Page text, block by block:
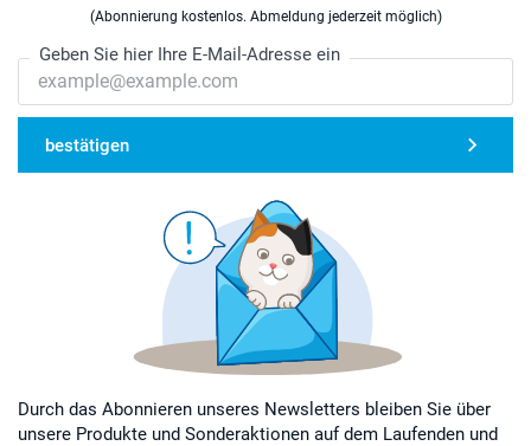
(Abonnierung kostenlos. Abmeldung jederzeit möglich)
Geben Sie hier Ihre E-Mail-Adresse ein
bestätigen
Durch das Abonnieren unseres Newsletters bleiben Sie über
unsere Produkte und Sonderaktionen auf dem Laufenden und